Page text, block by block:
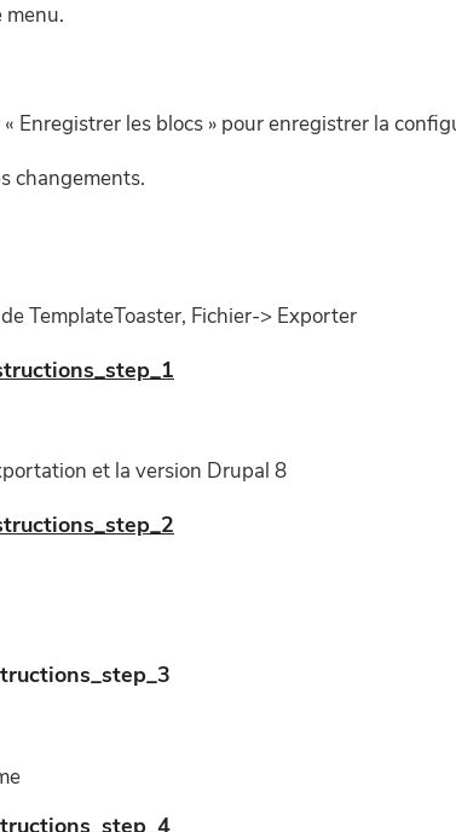
menu.
Enregistrer les blocs » pour enregistrer la
changements.
TemplateToaster, Fichier-> Exporter
et la version Drupal 8